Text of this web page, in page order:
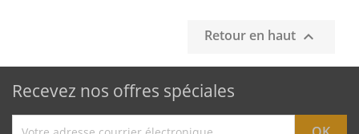
Retour en haut 
Recevez nos offres spéciales